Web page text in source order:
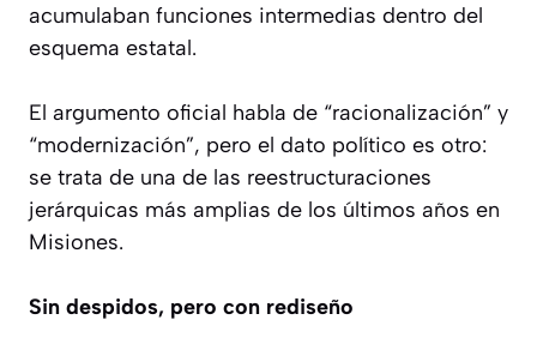
acumulaban funciones intermedias dentro del
esquema estatal.
El argumento oficial habla de “racionalización” y
“modernización”, pero el dato político es otro:
se trata de una de las reestructuraciones
jerárquicas más amplias de los últimos años en
Misiones.
Sin despidos, pero con rediseño